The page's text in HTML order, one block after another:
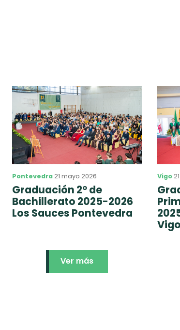
Pontevedra21 mayo 2026
Graduación 2º de
Bachillerato 2025-2026
Los Sauces Pontevedra
Vigo
Vigo
Ver más